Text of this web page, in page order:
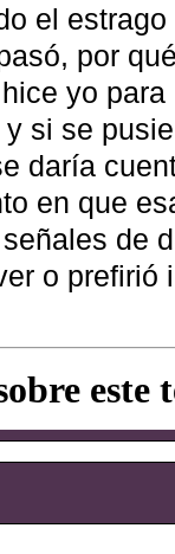
el estrago
por
yo para
si se
daría
en que
de
o prefirió
este